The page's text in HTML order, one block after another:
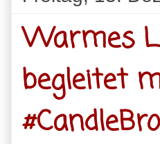
Warmes
begleitet